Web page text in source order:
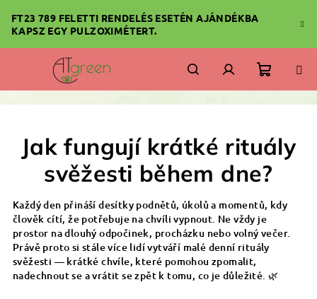
tartalomhoz
FT23 789 FELETTI RENDELÉS ESETÉN AJÁNDÉKBA
KAPSZ EGY PULZOXIMÉTERT.
KeresésBejelentkezés
Kosár
Jak fungují krátké rituály
svěžesti během dne?
Každý den přináší desítky podnětů, úkolů a momentů, kdy
člověk cítí, že potřebuje na chvíli vypnout. Ne vždy je
prostor na dlouhý odpočinek, procházku nebo volný večer.
Právě proto si stále více lidí vytváří malé denní rituály
svěžesti — krátké chvíle, které pomohou zpomalit,
nadechnout se a vrátit se zpět k tomu, co je důležité. 🌿